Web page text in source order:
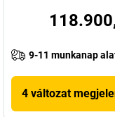
9-11 munkanap
4 változat